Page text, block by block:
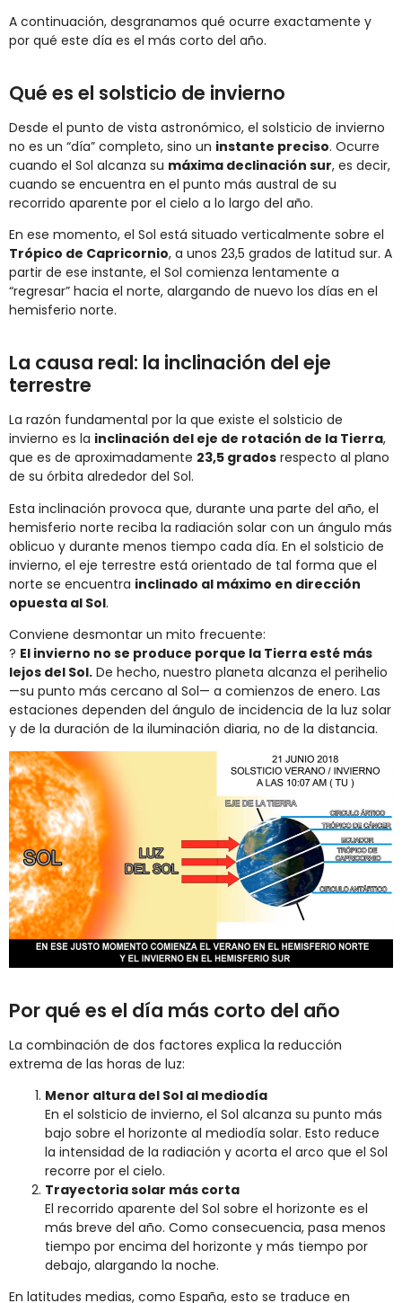
A continuación, desgranamos qué ocurre exactamente y
por qué este día es el más corto del año.
Qué es el solsticio de invierno
Desde el punto de vista astronómico, el solsticio de invierno
no es un “día” completo, sino un instante preciso. Ocurre
cuando el Sol alcanza su máxima declinación sur, es decir,
cuando se encuentra en el punto más austral de su
recorrido aparente por el cielo a lo largo del año.
En ese momento, el Sol está situado verticalmente sobre el
Trópico de Capricornio, a unos 23,5 grados de latitud sur. A
partir de ese instante, el Sol comienza lentamente a
“regresar” hacia el norte, alargando de nuevo los días en el
hemisferio norte.
La causa real: la inclinación del eje
terrestre
La razón fundamental por la que existe el solsticio de
invierno es la inclinación del eje de rotación de la Tierra,
que es de aproximadamente 23,5 grados respecto al plano
de su órbita alrededor del Sol.
Esta inclinación provoca que, durante una parte del año, el
hemisferio norte reciba la radiación solar con un ángulo más
oblicuo y durante menos tiempo cada día. En el solsticio de
invierno, el eje terrestre está orientado de tal forma que el
norte se encuentra inclinado al máximo en dirección
opuesta al Sol.
Conviene desmontar un mito frecuente:
? El invierno no se produce porque la Tierra esté más
lejos del Sol. De hecho, nuestro planeta alcanza el perihelio
—su punto más cercano al Sol— a comienzos de enero. Las
estaciones dependen del ángulo de incidencia de la luz solar
y de la duración de la iluminación diaria, no de la distancia.
Por qué es el día más corto del año
La combinación de dos factores explica la reducción
extrema de las horas de luz:
Menor altura del Sol al mediodía
En el solsticio de invierno, el Sol alcanza su punto más
bajo sobre el horizonte al mediodía solar. Esto reduce
la intensidad de la radiación y acorta el arco que el Sol
recorre por el cielo.
Trayectoria solar más corta
El recorrido aparente del Sol sobre el horizonte es el
más breve del año. Como consecuencia, pasa menos
tiempo por encima del horizonte y más tiempo por
debajo, alargando la noche.
En latitudes medias, como España, esto se traduce en